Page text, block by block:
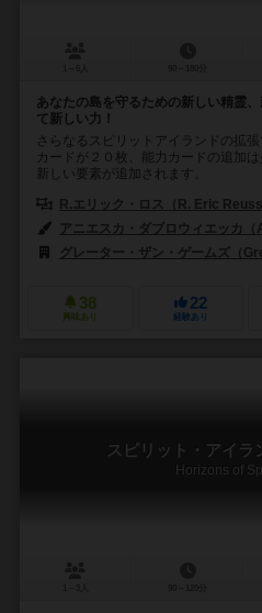
あなたの島を守るための新しい精霊
て新しい力！
さらなるスピリットアイランドの拡
カードが２０枚、能力カードの追加
新しい要素が追加されます。
R.エリック・ロス（R. Eric Reuss
アニエスカ・ダブロウィエッカ
グレーター・ザン・ゲームズ（
38
興味あり
22
経験あり
スピリット・アイラ
Horizons of